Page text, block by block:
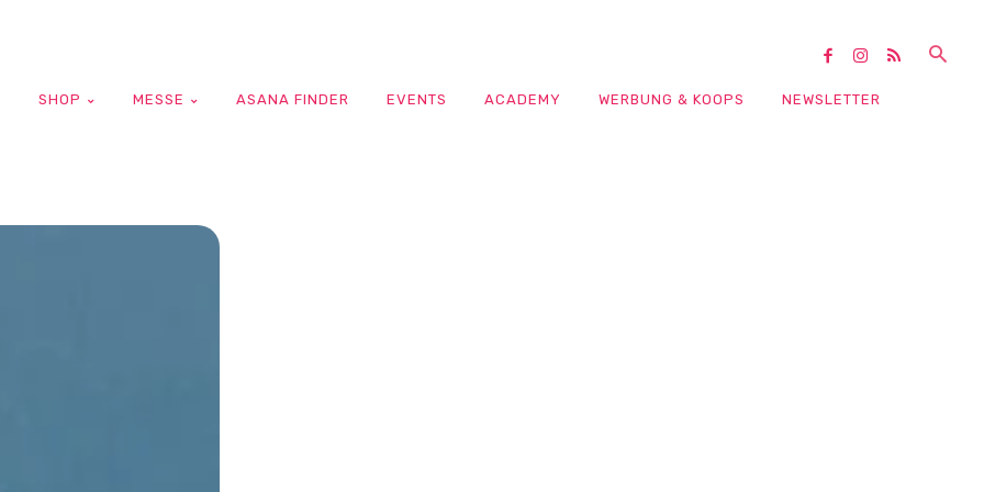
SHOP MESSE ASANA FINDER EVENTS ACADEMY WERBUNG & KOOPS NEWSLETTER